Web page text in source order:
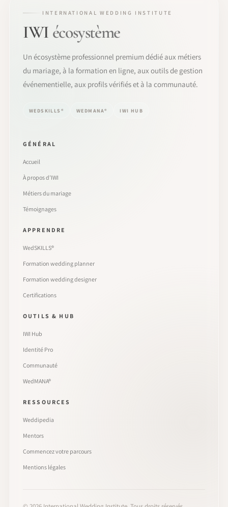
INTERNATIONAL WEDDING INSTITUTE
IWI écosystème
Un écosystème professionnel premium dédié aux métiers
du mariage, à la formation en ligne, aux outils de gestion
événementielle, aux profils vérifiés et à la communauté.
WEDSKILLS® WEDMANA® IWI HUB
GÉNÉRAL
Accueil
À propos d’IWI
Métiers du mariage
Témoignages
APPRENDRE
WedSKILLS®
Formation wedding planner
Formation wedding designer
Certifications
OUTILS & HUB
IWI Hub
Identité Pro
Communauté
WedMANA®
RESSOURCES
Weddipedia
Mentors
Commencez votre parcours
Mentions légales